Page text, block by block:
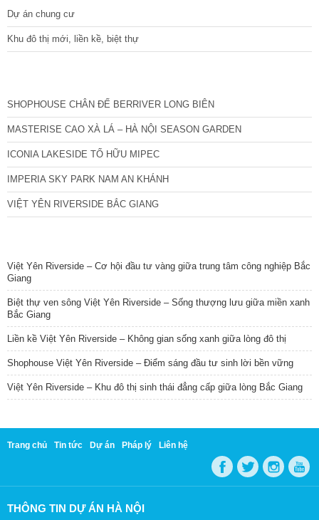
Dự án chung cư
Khu đô thị mới, liền kề, biệt thự
SHOPHOUSE CHÂN ĐẾ BERRIVER LONG BIÊN
MASTERISE CAO XÀ LÁ – HÀ NỘI SEASON GARDEN
ICONIA LAKESIDE TỐ HỮU MIPEC
IMPERIA SKY PARK NAM AN KHÁNH
VIỆT YÊN RIVERSIDE BẮC GIANG
Việt Yên Riverside – Cơ hội đầu tư vàng giữa trung tâm công nghiệp Bắc
Giang
Biệt thự ven sông Việt Yên Riverside – Sống thượng lưu giữa miền xanh
Bắc Giang
Liền kề Việt Yên Riverside – Không gian sống xanh giữa lòng đô thị
Shophouse Việt Yên Riverside – Điểm sáng đầu tư sinh lời bền vững
Việt Yên Riverside – Khu đô thị sinh thái đẳng cấp giữa lòng Bắc Giang
Trang chủ Tin tức Dự án Pháp lý Liên hệ
THÔNG TIN DỰ ÁN HÀ NỘI